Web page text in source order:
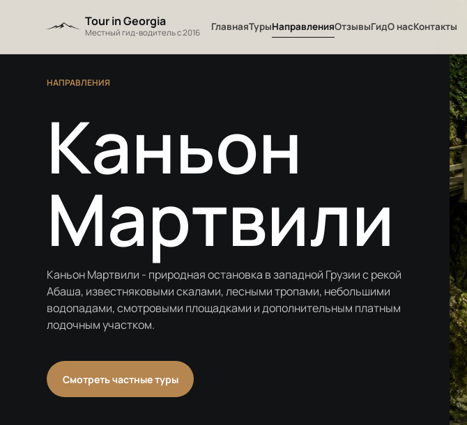
Tour in Georgia
Местный гид-водитель с 2016 ГлавнаяТурыНаправленияОтзывыГидО насКонтакты
НАПРАВЛЕНИЯ
Каньон
Мартвили
Каньон Мартвили - природная остановка в западной Грузии с рекой
Абаша, известняковыми скалами, лесными тропами, небольшими
водопадами, смотровыми площадками и дополнительным платным
лодочным участком.
Смотреть частные туры